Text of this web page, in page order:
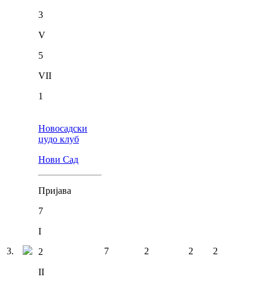
3
V
5
VII
1
3.
Новосадски
џудо клуб
Нови Сад
Пријава
7
I
2
II
7 2 2 2